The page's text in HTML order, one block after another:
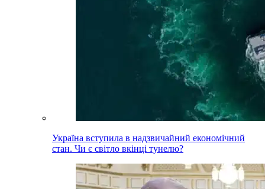
Україна вступила в надзвичайний економічний
стан. Чи є світло вкінці тунелю?